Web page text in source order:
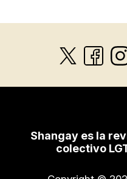
Shangay es la
colectivo